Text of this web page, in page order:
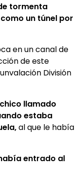
tormenta
un túnel por
en un canal de
de este
División
llamado
estaba
al que le había
entrado al